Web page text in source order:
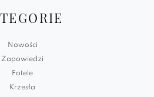
Nowości
Zapowiedzi
Fotele
Krzesła